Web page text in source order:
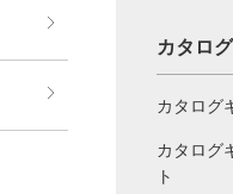
カタロ
カタログ
カタログ
ト